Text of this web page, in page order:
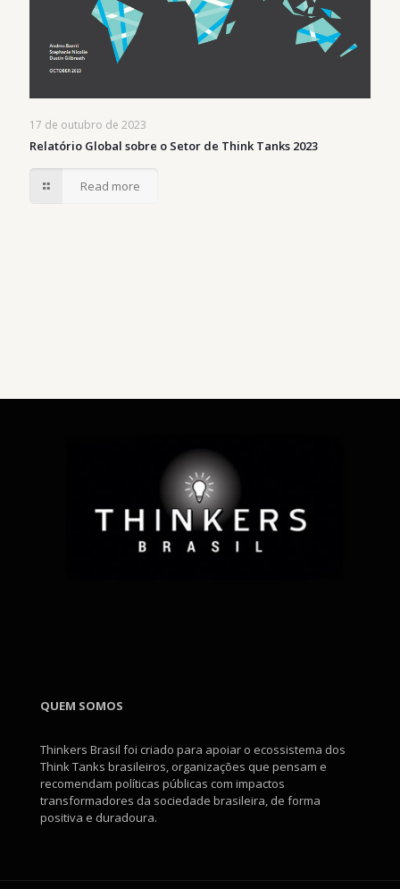
17 de outubro de 2023
Relatório Global sobre o Setor de Think Tanks 2023
Read more
QUEM SOMOS
Thinkers Brasil foi criado para apoiar o ecossistema dos
Think Tanks brasileiros, organizações que pensam e
recomendam políticas públicas com impactos
transformadores da sociedade brasileira, de forma
positiva e duradoura.